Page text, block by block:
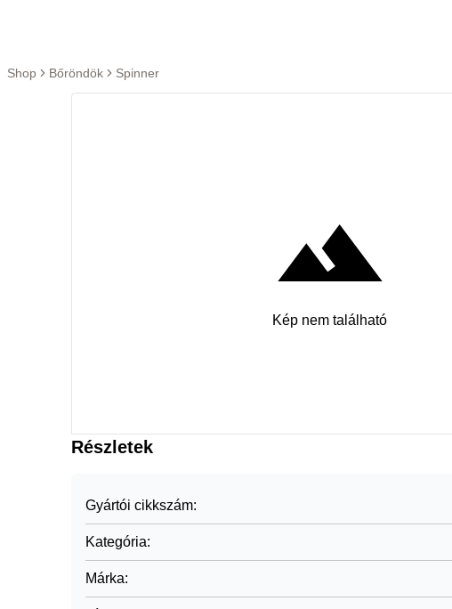
Ugrás a tartalomra
Shop Bőröndök Spinner
Kép nem található
Részletek
Gyártói cikkszám:
Kategória:
Márka: